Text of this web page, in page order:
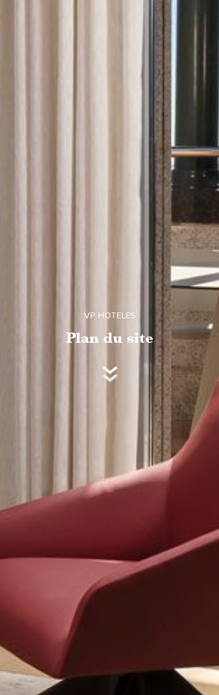
VP HOTELES
Plan du site